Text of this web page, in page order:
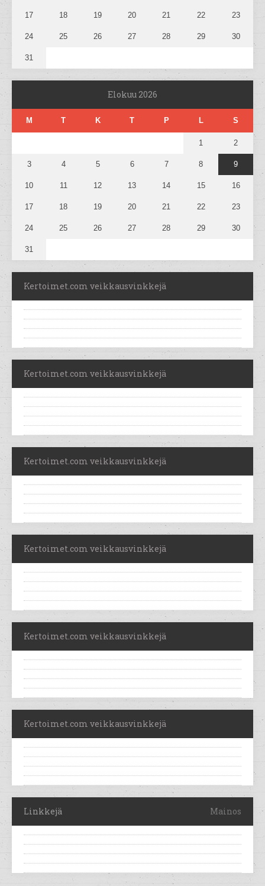
17 18 19 20 21 22 23
24 25 26 27 28 29 30
31
Elokuu 2026
M T K T P L S
1 2
3 4 5 6 7 8 9
10 11 12 13 14 15 16
17 18 19 20 21 22 23
24 25 26 27 28 29 30
31
Kertoimet.com veikkausvinkkejä
Kertoimet.com veikkausvinkkejä
Kertoimet.com veikkausvinkkejä
Kertoimet.com veikkausvinkkejä
Kertoimet.com veikkausvinkkejä
Kertoimet.com veikkausvinkkejä
Linkkejä Mainos